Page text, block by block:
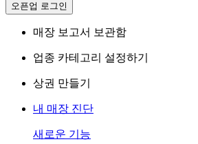
오픈업 로그인
매장 보고서 보관함
업종 카테고리 설정하기
상권 만들기
내 매장 진단
새로운 기능